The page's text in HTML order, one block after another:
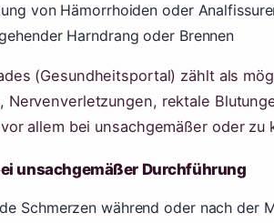
von Hämorrhoiden oder
Harndrang oder Brennen
(Gesundheitsportal) zählt als
Nervenverletzungen, rektale
allem bei unsachgemäßer oder zu
unsachgemäßer Durchführung
Schmerzen während oder nach der